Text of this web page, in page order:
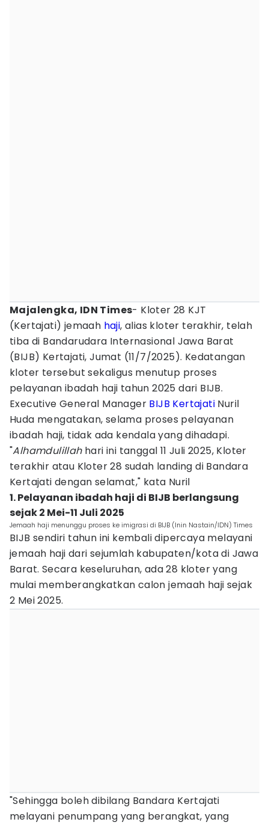
Majalengka, IDN Times- Kloter 28 KJT
(Kertajati) jemaah haji, alias kloter terakhir, telah
tiba di Bandarudara Internasional Jawa Barat
(BIJB) Kertajati, Jumat (11/7/2025). Kedatangan
kloter tersebut sekaligus menutup proses
pelayanan ibadah haji tahun 2025 dari BIJB.
Executive General Manager BIJB Kertajati Nuril
Huda mengatakan, selama proses pelayanan
ibadah haji, tidak ada kendala yang dihadapi.
"Alhamdulillahhari ini tanggal 11 Juli 2025, Kloter
terakhir atau Kloter 28 sudah landing di Bandara
Kertajati dengan selamat," kata Nuril
1. Pelayanan ibadah haji di BIJB berlangsung
sejak 2 Mei-11 Juli 2025
Jemaah haji menunggu proses ke imigrasi di BIJB (Inin Nastain/IDN) Times
BIJB sendiri tahun ini kembali dipercaya melayani
jemaah haji dari sejumlah kabupaten/kota di Jawa
Barat. Secara keseluruhan, ada 28 kloter yang
mulai memberangkatkan calon jemaah haji sejak
2 Mei 2025.
"Sehingga boleh dibilang Bandara Kertajati
melayani penumpang yang berangkat, yang